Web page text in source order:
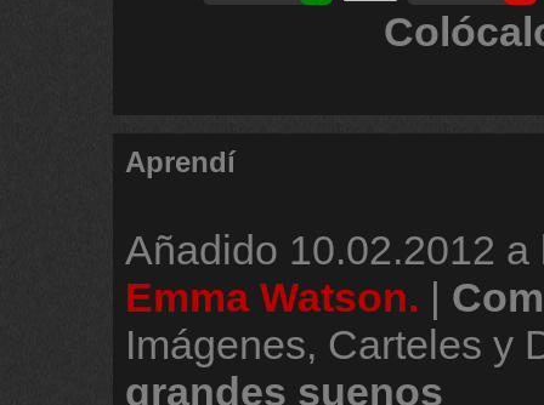
Aprendí
Añadido 10.02.2012 a
Emma Watson. |
Imágenes, Carteles y
grandes suenos